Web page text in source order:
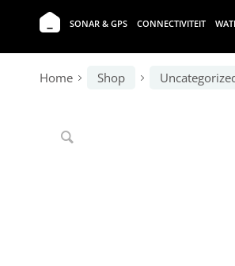
SONAR & GPS CONNECTIVITEIT
Home Shop